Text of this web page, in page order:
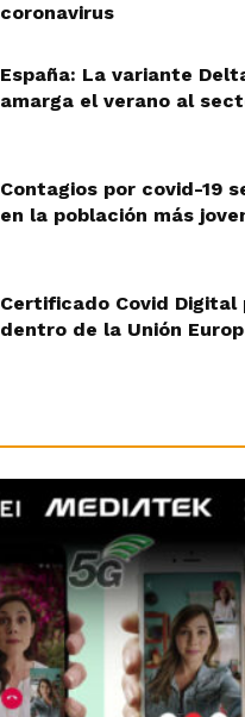
coronavirus
España: La variante
amarga el verano al
Contagios por covid-19
en la población más
Certificado Covid Digital
dentro de la Unión